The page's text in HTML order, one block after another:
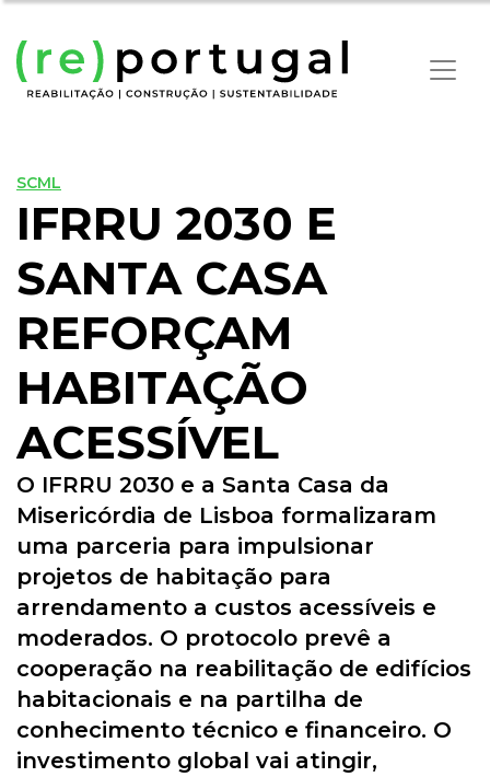
SCML
IFRRU 2030 E
SANTA CASA
REFORÇAM
HABITAÇÃO
ACESSÍVEL
O IFRRU 2030 e a Santa Casa da
Misericórdia de Lisboa formalizaram
uma parceria para impulsionar
projetos de habitação para
arrendamento a custos acessíveis e
moderados. O protocolo prevê a
cooperação na reabilitação de edifícios
habitacionais e na partilha de
conhecimento técnico e financeiro. O
investimento global vai atingir,